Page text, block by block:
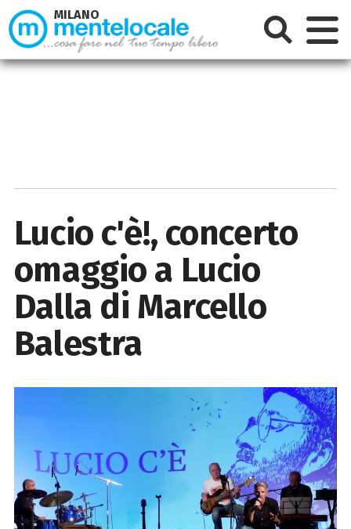
Lucio c'è!, concerto
omaggio a Lucio
Dalla di Marcello
Balestra
MILANO